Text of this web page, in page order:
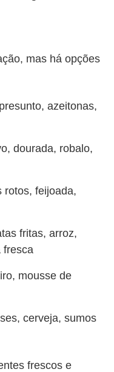
mas há opções
azeitonas,
dourada, robalo,
rotos, feijoada,
fritas, arroz,
fresca
mousse de
cerveja, sumos
frescos e